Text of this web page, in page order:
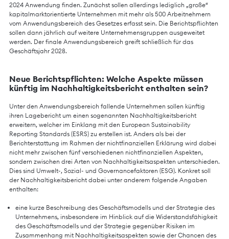
2024 Anwendung finden. Zunächst sollen allerdings lediglich „große“
kapitalmarktorientierte Unternehmen mit mehr als 500 Arbeitnehmern
vom Anwendungsbereich des Gesetzes erfasst sein. Die Berichtspflichten
sollen dann jährlich auf weitere Unternehmensgruppen ausgeweitet
werden. Der finale Anwendungsbereich greift schließlich für das
Geschäftsjahr 2028.
Neue Berichtspflichten: Welche Aspekte müssen
künftig im Nachhaltigkeitsbericht enthalten sein?
Unter den Anwendungsbereich fallende Unternehmen sollen künftig
ihren Lagebericht um einen sogenannten Nachhaltigkeitsbericht
erweitern, welcher im Einklang mit den European Sustainability
Reporting Standards (ESRS) zu erstellen ist. Anders als bei der
Berichterstattung im Rahmen der nichtfinanziellen Erklärung wird dabei
nicht mehr zwischen fünf verschiedenen nichtfinanziellen Aspekten,
sondern zwischen drei Arten von Nachhaltigkeitsaspekten unterschieden.
Dies sind Umwelt-, Sozial- und Governancefaktoren (ESG). Konkret soll
der Nachhaltigkeitsbericht dabei unter anderem folgende Angaben
enthalten:
eine kurze Beschreibung des Geschäftsmodells und der Strategie des
Unternehmens, insbesondere im Hinblick auf die Widerstandsfähigkeit
des Geschäftsmodells und der Strategie gegenüber Risiken im
Zusammenhang mit Nachhaltigkeitsaspekten sowie der Chancen des